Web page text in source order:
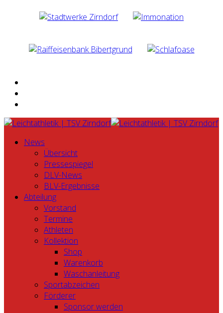
News
Übersicht
Pressespiegel
DLV-News
BLV-Ergebnisse
Abteilung
Vorstand
Termine
Athleten
Kollektion
Shop
Warenkorb
Waschanleitung
Sportabzeichen
Förderer
Sponsor werden